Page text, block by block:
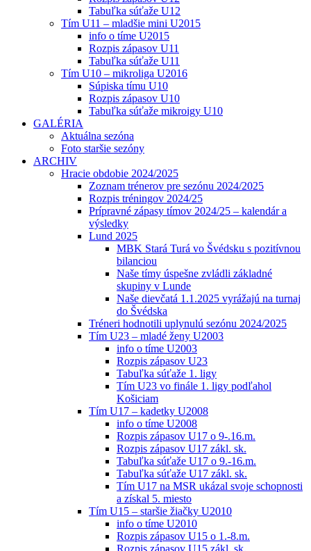
Tabuľka súťaže U12
Tím U11 – mladšie mini U2015
info o tíme U2015
Rozpis zápasov U11
Tabuľka súťaže U11
Tím U10 – mikroliga U2016
Súpiska tímu U10
Rozpis zápasov U10
Tabuľka súťaže mikroigy U10
GALÉRIA
Aktuálna sezóna
Foto staršie sezóny
ARCHIV
Hracie obdobie 2024/2025
Zoznam trénerov pre sezónu 2024/2025
Rozpis tréningov 2024/25
Prípravné zápasy tímov 2024/25 – kalendár a
výsledky
Lund 2025
MBK Stará Turá vo Švédsku s pozitívnou
bilanciou
Naše tímy úspešne zvládli základné
skupiny v Lunde
Naše dievčatá 1.1.2025 vyrážajú na turnaj
do Švédska
Tréneri hodnotili uplynulú sezónu 2024/2025
Tím U23 – mladé ženy U2003
info o tíme U2003
Rozpis zápasov U23
Tabuľka súťaže 1. ligy
Tím U23 vo finále 1. ligy podľahol
Košiciam
Tím U17 – kadetky U2008
info o tíme U2008
Rozpis zápasov U17 o 9-.16.m.
Rozpis zápasov U17 zákl. sk.
Tabuľka súťaže U17 o 9.-16.m.
Tabuľka súťaže U17 zákl. sk.
Tím U17 na MSR ukázal svoje schopnosti
a získal 5. miesto
Tím U15 – staršie žiačky U2010
info o tíme U2010
Rozpis zápasov U15 o 1.-8.m.
Rozpis zápasov U15 zákl. sk.